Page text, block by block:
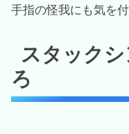
手指の怪我にも気を付
スタック
ろ